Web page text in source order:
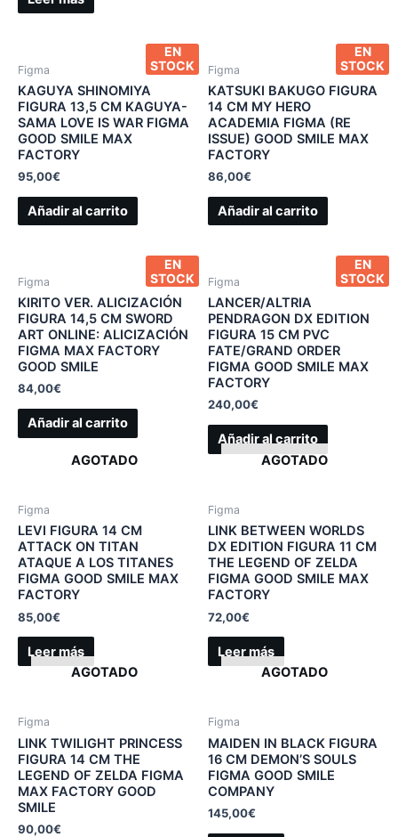
EN
STOCK
Figma
KAGUYA SHINOMIYA
FIGURA 13,5 CM KAGUYA-
SAMA LOVE IS WAR FIGMA
GOOD SMILE MAX
FACTORY
95,00€
Añadir al carrito
EN
STOCK
Figma
KATSUKI BAKUGO FIGURA
14 CM MY HERO
ACADEMIA FIGMA (RE
ISSUE) GOOD SMILE MAX
FACTORY
86,00€
Añadir al carrito
EN
STOCK
Figma
KIRITO VER. ALICIZACIÓN
FIGURA 14,5 CM SWORD
ART ONLINE: ALICIZACIÓN
FIGMA MAX FACTORY
GOOD SMILE
84,00€
Añadir al carrito
EN
STOCK
Figma
LANCER/ALTRIA
PENDRAGON DX EDITION
FIGURA 15 CM PVC
FATE/GRAND ORDER
FIGMA GOOD SMILE MAX
FACTORY
240,00€
Añadir al carrito
AGOTADO
Figma
LEVI FIGURA 14 CM
ATTACK ON TITAN
ATAQUE A LOS TITANES
FIGMA GOOD SMILE MAX
FACTORY
85,00€
Leer más
AGOTADO
Figma
LINK BETWEEN WORLDS
DX EDITION FIGURA 11 CM
THE LEGEND OF ZELDA
FIGMA GOOD SMILE MAX
FACTORY
72,00€
Leer más
AGOTADO
Figma
LINK TWILIGHT PRINCESS
FIGURA 14 CM THE
LEGEND OF ZELDA FIGMA
MAX FACTORY GOOD
SMILE
90,00€
AGOTADO
Figma
MAIDEN IN BLACK FIGURA
16 CM DEMON’S SOULS
FIGMA GOOD SMILE
COMPANY
145,00€